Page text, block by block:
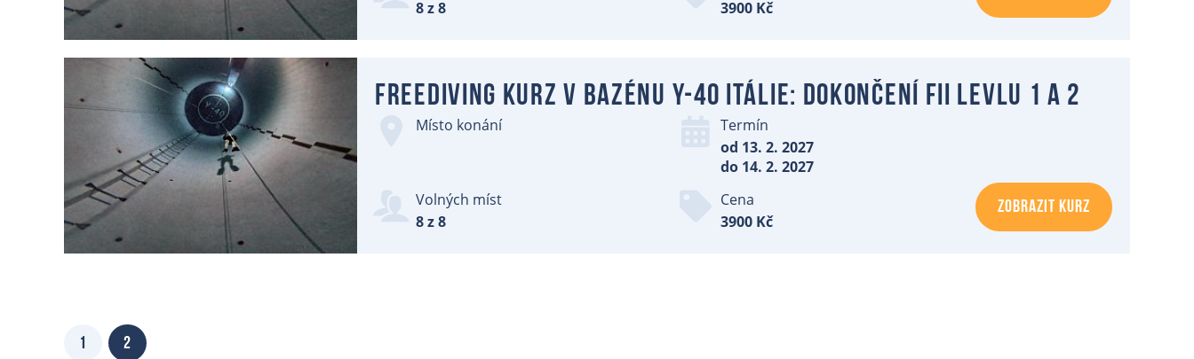
8 z 8
3900 Kč
Freediving kurz v bazénu Y-40 Itálie: dokončení FII levlu 1 a 2
Místo konání
Termín
od 13. 2. 2027
do 14. 2. 2027
Volných míst
8 z 8
Cena
3900 Kč
ZOBRAZIT KURZ
1 2